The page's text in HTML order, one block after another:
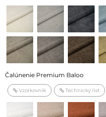
Čalúnenie Premium Baloo
Vzorkovník Technický list